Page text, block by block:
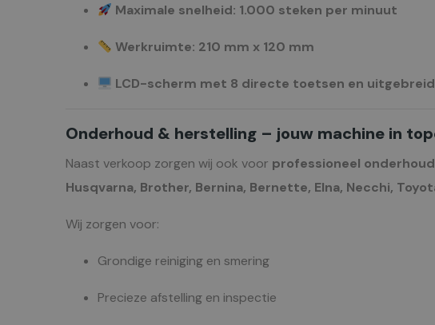
Maximale snelheid: 1.000 steken per minuut
Werkruimte: 210 mm x 120 mm
LCD-scherm met 8 directe toetsen en
Onderhoud & herstelling – jouw machine in
Naast verkoop zorgen wij ook voor professioneel
Husqvarna, Brother, Bernina, Bernette, Elna, Necchi,
Wij zorgen voor:
Grondige reiniging en smering
Precieze afstelling en inspectie